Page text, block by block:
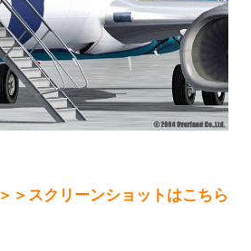
＞＞スクリーンショットはこちら